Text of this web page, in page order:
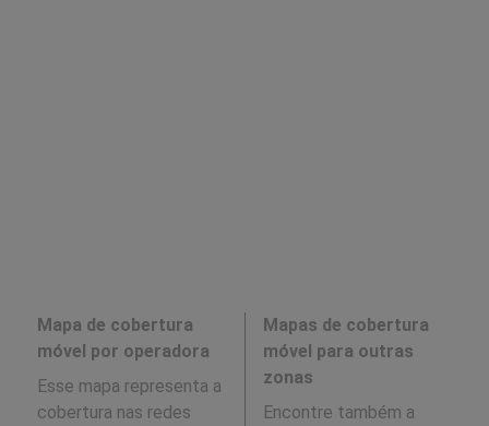
Mapa de cobertura
móvel por operadora
Esse mapa representa a
cobertura nas redes
Mapas de cobertura
móvel para outras
zonas
Encontre também a